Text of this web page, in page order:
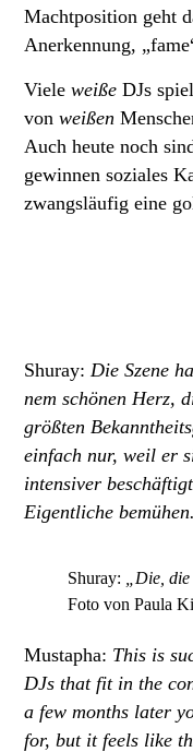
Machtposition geht
Anerkennung,
Viele weiße DJs
von weißen
Auch heute noch
gewinnen soziales
zwangsläufig eine
Shuray: Die Szene
nem schönen Herz,
größten
einfach nur, weil er
intensiver
Eigentliche bemühen.
Shuray:
„Die,
Foto von Paula
Mustapha: This is
DJs that fit in the
a few months later
for, but it feels like